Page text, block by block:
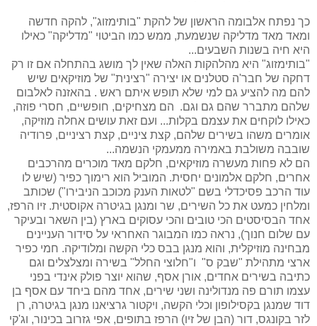
כך נפתח אלבומה הראשון של להקת "בותימזוג", להקה חדשה
ומאד מאד מדליקה שנשמעת, ממש כמו הביטוי "מדליקה" כאילו
היא חיה בשנות השבעים...
"בותימזוג" היא מהלהקות האלה שאין לך מושג בהתחלה אם זו רק
דחקה של חבר'ה סטלנים או יצירה "רצינית" של מוזיקאים שיש
להם מה להציע גם למי שלא תופש איתם ראש . בהאזנה לאלבום
שלהם מתברר שהם גם וגם. הם מצחיקים, חופשיים, חסרי פוזה,
כאילו לוקחים את עצמם בקלות... ועם זאת עושים אחלה מוזיקה,
אומרים משהו בשירים שלהם, קצת ציניים, קצת רציניים, פרודיה
שובבה משולבת באמירה ממעמקי הנשמה...
הם לא פחות מעשרה מוזיקאים, חלקם מאד מוכרים מהרכבים
אחרים, חלקם אלמונים יחסית. המוביל הוא רימוך כפיר (שיש לו
עוד הרכב פסיכדלי בשם "לטאות הענק מכוכב הניבירו") שכותב
ומלחין כמעט את כל השירים, שר ומנגן בגיטרה אקוסטית. זיו הרפז,
אחד הבסיסטים הכי טובים והכי עסוקים בארץ (בין השאר ובעיקר
עם שלום חנוך), נראה כמו המבוגר האחראי על סידור העניינים
מבחינה מוזיקלית, והוא מנגן בבס כלי הקשה ומלודיקה. חמי כפיר
ארצי מתהילת "שבק ס" ו"חלוצי החלל" בשירה ומצלצלים וגם
כתיבה בשירים אחדים, אורן אסף, שהוא יוצר פולק אינדי בפני
עצמו תורם פה מנדולינה ושני שירים, אחד מהם ביחד עם אסף בן
דוד שמנגן בקסילופון וכלי הקשה, ויקטור גרציאנו מנגן בגיטרה, רן
לזר בקונגס, דור (הבן של זיו) הרפז בתופים, אפי גזרוב בכינור, וג'קי